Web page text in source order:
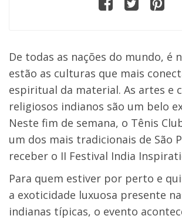
De todas as nações do mundo, é
estão as culturas que mais
espiritual da material. As artes e
religiosos indianos são um belo
Neste fim de semana, o Tênis
um dos mais tradicionais de São
receber o II Festival India
Para quem estiver por perto e
a exoticidade luxuosa presente
indianas típicas, o evento